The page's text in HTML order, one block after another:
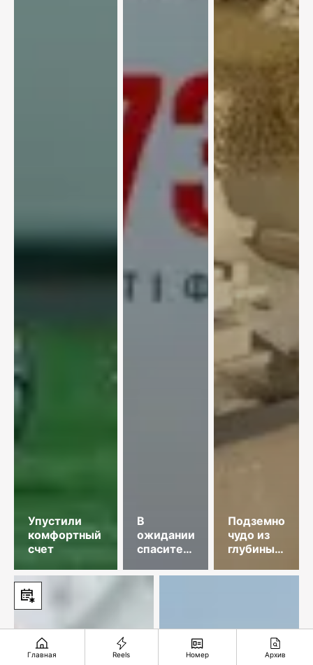
Упустили
комфортный
счет
В
ожидании
спасительного
Подземное
чудо из
глубины
Главная Reels Номер Архив